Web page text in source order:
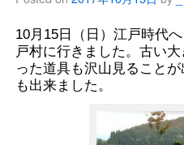
10月15日（日）江戸時代
戸村に行きました。古い
った道具も沢山見ること
も出来ました。